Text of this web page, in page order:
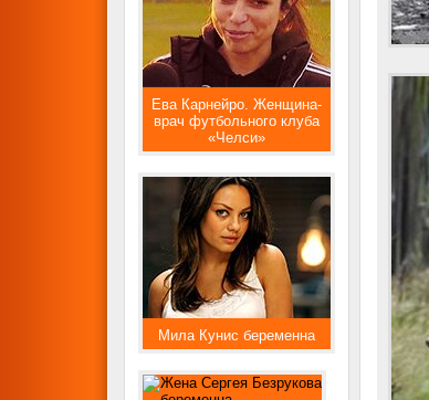
Ева Карнейро. Женщина-
врач футбольного клуба
«Челси»
Мила Кунис беременна